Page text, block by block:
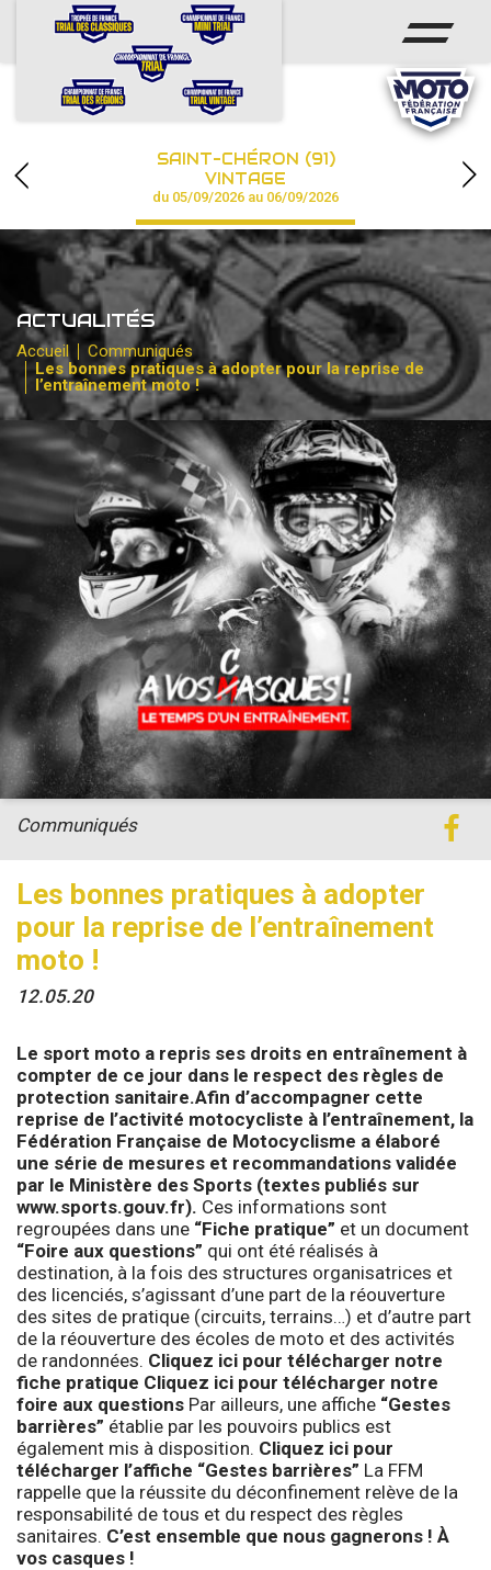
ACCUEIL
CALENDRIER
CHAMPIONNAT
RÉSULTATS
PHOTOS / VIDÉOS
PARTENAIRES
SAINT-CHÉRON (91)
VINTAGE
du 05/09/2026 au 06/09/2026
ACTUALITÉS
Accueil
Communiqués
Les bonnes pratiques à adopter pour la reprise de
l’entraînement moto !
Les bonnes pratiques à adopter
pour la reprise de l’entraînement
moto !
12.05.20
Communiqués
Le sport moto a repris ses droits en entraînement à
compter de ce jour dans le respect des règles de
protection sanitaire.Afin d’accompagner cette
reprise de l’activité motocycliste à l’entraînement, la
Fédération Française de Motocyclisme a élaboré
une série de mesures et recommandations validée
par le Ministère des Sports (textes publiés sur
www.sports.gouv.fr). Ces informations sont
regroupées dans une “Fiche pratique” et un document
“Foire aux questions” qui ont été réalisés à
destination, à la fois des structures organisatrices et
des licenciés, s’agissant d’une part de la réouverture
des sites de pratique (circuits, terrains…) et d’autre part
de la réouverture des écoles de moto et des activités
de randonnées. Cliquez ici pour télécharger notre
fiche pratique Cliquez ici pour télécharger notre
foire aux questions Par ailleurs, une affiche “Gestes
barrières” établie par les pouvoirs publics est
également mis à disposition. Cliquez ici pour
télécharger l’affiche “Gestes barrières” La FFM
rappelle que la réussite du déconfinement relève de la
responsabilité de tous et du respect des règles
sanitaires. C’est ensemble que nous gagnerons ! À
vos casques !